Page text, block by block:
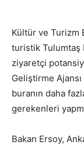
Kültür ve Turizm
turistik Tulumtaş
ziyaretçi
Geliştirme Ajansı
buranın daha
gerekenleri
Bakan Ersoy,